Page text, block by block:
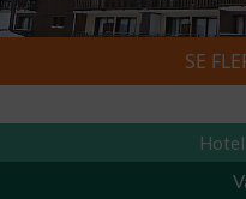
SE
Residence Les